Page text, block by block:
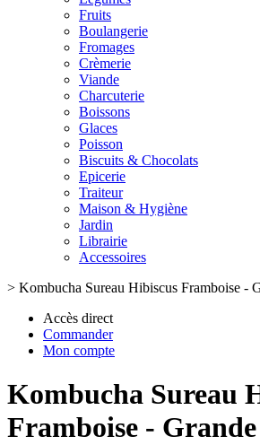
Fruits
Boulangerie
Fromages
Crèmerie
Viande
Charcuterie
Boissons
Glaces
Poisson
Biscuits & Chocolats
Epicerie
Traiteur
Maison & Hygiène
Jardin
Librairie
Accessoires
> Kombucha Sureau Hibiscus Framboise -
Accès direct
Commander
Mon compte
Kombucha Sureau
Framboise -